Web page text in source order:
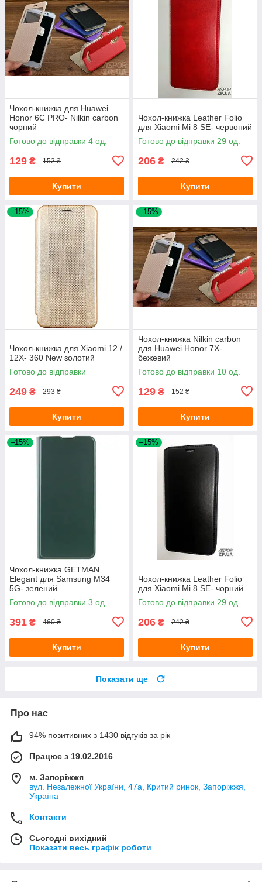
Чохол-книжка для Huawei
Honor 6C PRO- Nilkin carbon
чорний
Готово до відправки 4 од.
129 ₴ 152 ₴
Купити
Чохол-книжка Leather Folio
для Xiaomi Mi 8 SE- червоний
Готово до відправки 29 од.
206 ₴ 242 ₴
Купити
–15%
Чохол-книжка для Xiaomi 12 /
12X- 360 New золотий
Готово до відправки
249 ₴ 293 ₴
Купити
–15%
Чохол-книжка Nilkin carbon
для Huawei Honor 7X-
бежевий
Готово до відправки 10 од.
129 ₴ 152 ₴
Купити
–15%
Чохол-книжка GETMAN
Elegant для Samsung M34
5G- зелений
Готово до відправки 3 од.
391 ₴ 460 ₴
Купити
–15%
Чохол-книжка Leather Folio
для Xiaomi Mi 8 SE- чорний
Готово до відправки 29 од.
206 ₴ 242 ₴
Купити
Показати ще
Про нас
94% позитивних з 1430 відгуків за рік
Працює з 19.02.2016
м. Запоріжжя
вул. Незалежної України, 47а, Критий ринок, Запоріжжя,
Україна
Контакти
Сьогодні вихідний
Показати весь графік роботи